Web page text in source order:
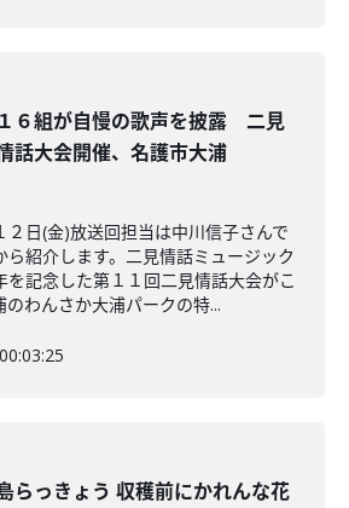
１６組が自慢の歌声を披露 二見
話大会開催、名護市大浦
２日(金)放送回担当は中川信子さんで
ら紹介します。二見情話ミュージック
を記念した第１１回二見情話大会がこ
わんさか大浦パークの特...
00:03:25
らっきょう 収穫前にかれんな花